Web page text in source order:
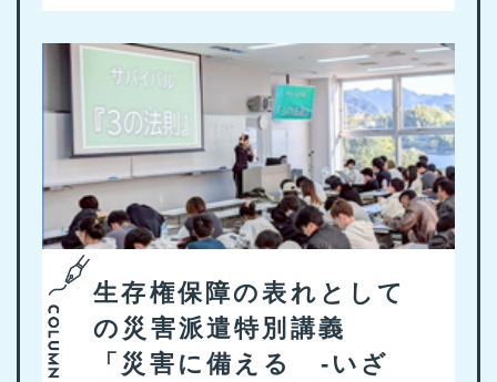
生存権保障の表れとして
の災害派遣特別講義
「災害に備える -いざ